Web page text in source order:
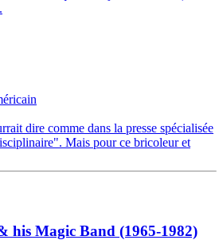
dire comme dans la presse spécialisée
Mais pour ce bricoleur et
his Magic Band (1965-1982)